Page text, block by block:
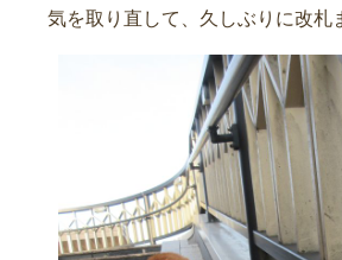
気を取り直して、久しぶりに改札